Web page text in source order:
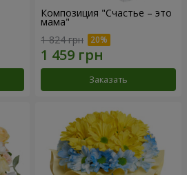
Композиция "Счастье – это
мама"
1 824 грн
Заказать